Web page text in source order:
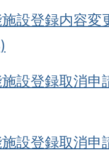
設登録内容
設登録取消
設登録取消